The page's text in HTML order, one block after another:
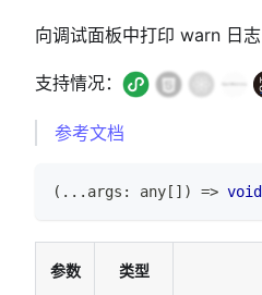
向调试面板中打印 warn 日志
支持情况：
参考文档
( ... args : any [ ] ) => void
参数 类型